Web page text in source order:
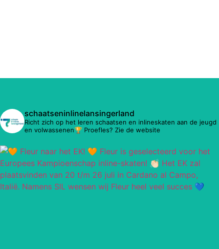
schaatseninlinelansingerland
Richt zich op het leren schaatsen en inlineskaten aan de jeugd
en volwassenen🏆 Proefles? Zie de website